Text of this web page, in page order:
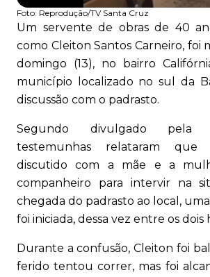
Foto: Reprodução/TV Santa Cruz
Um servente de obras de 40
como Cleiton Santos Carneiro, foi
domingo (13), no bairro
município localizado no sul da
discussão com o padrasto.
Segundo divulgado pela
testemunhas relataram que
discutido com a mãe e a
companheiro para intervir na
chegada do padrasto ao local,
foi iniciada, dessa vez entre os dois
Durante a confusão, Cleiton foi
ferido tentou correr, mas foi